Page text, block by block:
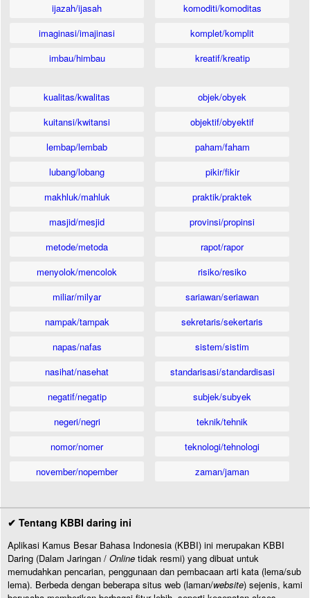
ijazah/ijasah
imaginasi/imajinasi
imbau/himbau
komoditi/komoditas
komplet/komplit
kreatif/kreatip
kualitas/kwalitas
kuitansi/kwitansi
lembap/lembab
lubang/lobang
makhluk/mahluk
masjid/mesjid
metode/metoda
menyolok/mencolok
miliar/milyar
nampak/tampak
napas/nafas
nasihat/nasehat
negatif/negatip
negeri/negri
nomor/nomer
november/nopember
objek/obyek
objektif/obyektif
paham/faham
pikir/fikir
praktik/praktek
provinsi/propinsi
rapot/rapor
risiko/resiko
sariawan/seriawan
sekretaris/sekertaris
sistem/sistim
standarisasi/standardisasi
subjek/subyek
teknik/tehnik
teknologi/tehnologi
zaman/jaman
✔ Tentang KBBI daring ini
Aplikasi Kamus Besar Bahasa Indonesia (KBBI) ini merupakan KBBI
Daring (Dalam Jaringan / Online tidak resmi) yang dibuat untuk
memudahkan pencarian, penggunaan dan pembacaan arti kata (lema/sub
lema). Berbeda dengan beberapa situs web (laman/website) sejenis, kami